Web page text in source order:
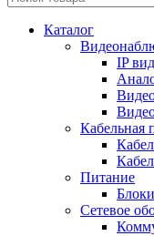
Каталог
IP
Кабельная
Питание
Сетевое